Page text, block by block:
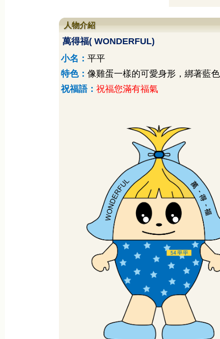
人物介紹
萬得福( WONDERFUL)
小名： 平平
特色： 像雞蛋一樣的可愛身形，綁著藍
祝福語： 祝福您滿有福氣